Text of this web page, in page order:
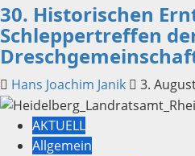
30. Historischen
Schleppertreffen
Hans Joachim Janik 3.
AKTUELL
Allgemein